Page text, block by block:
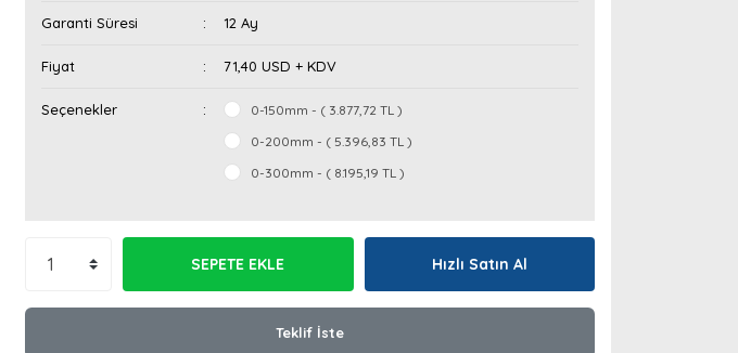
Garanti Süresi 12 Ay
Fiyat 71,40 USD + KDV
Seçenekler
0-150mm - ( 3.877,72 TL )
0-200mm - ( 5.396,83 TL )
0-300mm - ( 8.195,19 TL )
SEPETE EKLE Hızlı Satın Al
Teklif İste